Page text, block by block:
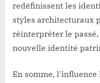
redéfinissent les
styles architecturaux
réinterpréter le
nouvelle identité
En somme,